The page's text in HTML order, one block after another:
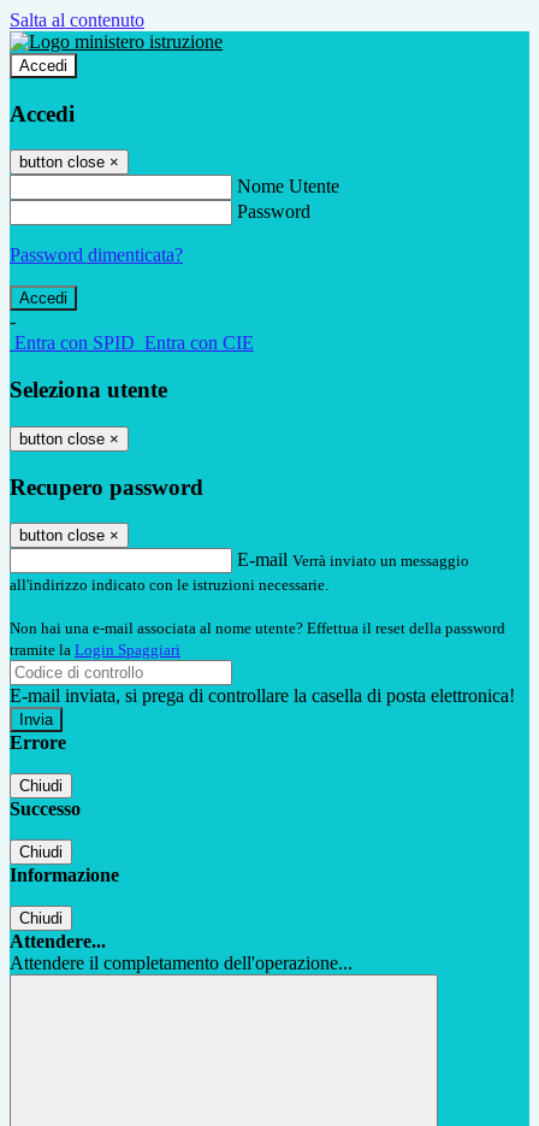
Salta al contenuto
Accedi
Accedi
button close ×
Nome Utente
Password
Password dimenticata?
-
Entra con SPID Entra con CIE
Seleziona utente
button close ×
Recupero password
button close ×
E-mail Verrà inviato un messaggio
all'indirizzo indicato con le istruzioni necessarie.
Non hai una e-mail associata al nome utente? Effettua il reset della password
tramite la Login Spaggiari
E-mail inviata, si prega di controllare la casella di posta elettronica!
Errore
Chiudi
Successo
Chiudi
Informazione
Chiudi
Attendere...
Attendere il completamento dell'operazione...